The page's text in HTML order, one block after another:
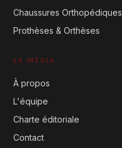
Chaussures Orthopédiques
Prothèses & Orthèses
LE MÉDIA
À propos
L'équipe
Charte éditoriale
Contact